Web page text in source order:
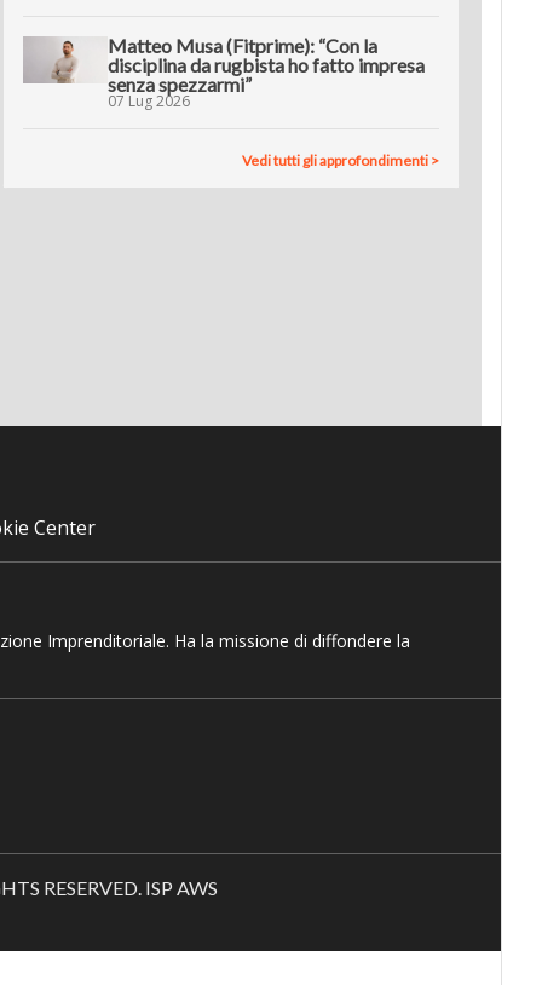
Matteo Musa (Fitprime): “Con la
disciplina da rugbista ho fatto impresa
senza spezzarmi”
07 Lug 2026
Vedi tutti gli approfondimenti >
Center
Imprenditoriale. Ha la missione di diffondere la
RESERVED. ISP AWS